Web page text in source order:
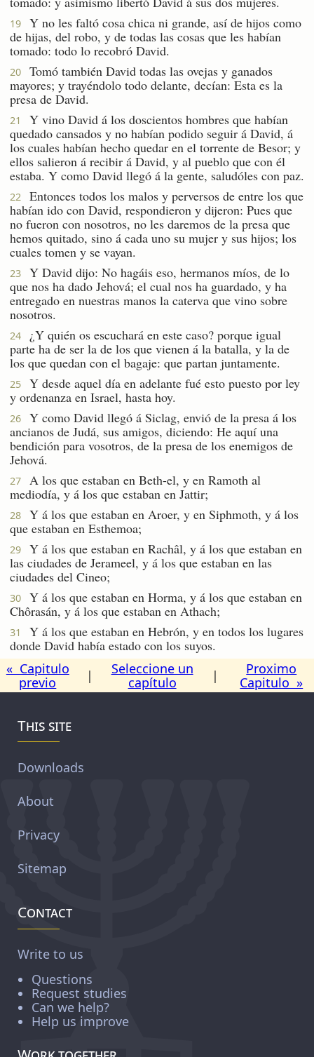
19
Y no les faltó cosa chica ni grande, así de hijos como
de hijas, del robo, y de todas las cosas que les habían
tomado: todo lo recobró David.
20
Tomó también David todas las ovejas y ganados
mayores; y trayéndolo todo delante, decían: Esta es la
presa de David.
21
Y vino David á los doscientos hombres que habían
quedado cansados y no habían podido seguir á David, á
los cuales habían hecho quedar en el torrente de Besor; y
ellos salieron á recibir á David, y al pueblo que con él
estaba. Y como David llegó á la gente, saludóles con paz.
22
Entonces todos los malos y perversos de entre los que
habían ido con David, respondieron y dijeron: Pues que
no fueron con nosotros, no les daremos de la presa que
hemos quitado, sino á cada uno su mujer y sus hijos; los
cuales tomen y se vayan.
23
Y David dijo: No hagáis eso, hermanos míos, de lo
que nos ha dado Jehová; el cual nos ha guardado, y ha
entregado en nuestras manos la caterva que vino sobre
nosotros.
24
¿Y quién os escuchará en este caso? porque igual
parte ha de ser la de los que vienen á la batalla, y la de
los que quedan con el bagaje: que partan juntamente.
25
Y desde aquel día en adelante fué esto puesto por ley
y ordenanza en Israel, hasta hoy.
26
Y como David llegó á Siclag, envió de la presa á los
ancianos de Judá, sus amigos, diciendo: He aquí una
bendición para vosotros, de la presa de los enemigos de
Jehová.
27
A los que estaban en Beth-el, y en Ramoth al
mediodía, y á los que estaban en Jattir;
28
Y á los que estaban en Aroer, y en Siphmoth, y á los
que estaban en Esthemoa;
29
Y á los que estaban en Rachâl, y á los que estaban en
las ciudades de Jerameel, y á los que estaban en las
ciudades del Cineo;
30
Y á los que estaban en Horma, y á los que estaban en
Chôrasán, y á los que estaban en Athach;
31
Y á los que estaban en Hebrón, y en todos los lugares
donde David había estado con los suyos.
« Capitulo
previo
|
Seleccione un
capítulo
|
Proximo
Capitulo »
This site
Downloads
About
Privacy
Sitemap
Contact
Write to us
Questions
Request studies
Can we help?
Help us improve